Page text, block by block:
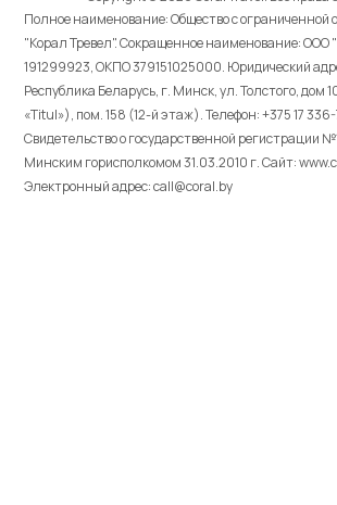
Полное наименование: Общество с ограниченной
"Корал Тревел". Сокращенное наименование: ООО
191299923, ОКПО 379151025000. Юридический
Республика Беларусь, г. Минск, ул. Толстого, дом
«Titul»), пом. 158 (12-й этаж). Телефон: +375 17
Свидетельство о государственной регистрации
Минским горисполкомом 31.03.2010 г. Cайт:
Электронный адрес: call@coral.by